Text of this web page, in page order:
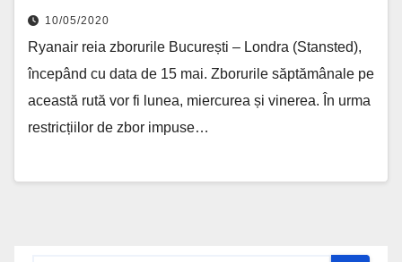
10/05/2020
Ryanair reia zborurile București – Londra (Stansted),
începând cu data de 15 mai. Zborurile săptămânale pe
această rută vor fi lunea, miercurea și vinerea. În urma
restricțiilor de zbor impuse…